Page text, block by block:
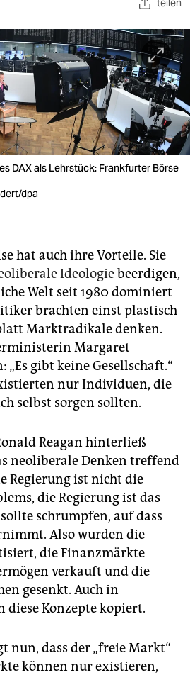
teilen
DAX als Lehrstück: Frankfurter Börse
dpa
hat auch ihre Vorteile. Sie
Ideologiebeerdigen,
Welt seit 1980 dominiert
brachten einst plastisch
Marktradikale denken.
Margaret
„Es gibt keine Gesellschaft.“
nur Individuen, die
selbst sorgen sollten.
Reagan hinterließ
neoliberale Denken treffend
Regierung ist nicht die
die Regierung ist das
schrumpfen, auf dass
Also wurden die
die Finanzmärkte
verkauft und die
gesenkt. Auch in
diese Konzepte kopiert.
nun, dass der „freie Markt“
können nur existieren,